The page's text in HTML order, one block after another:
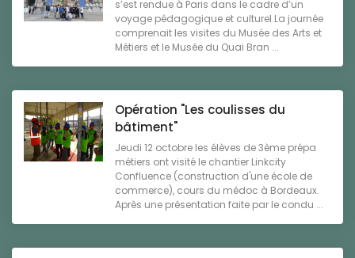
s’est rendue à Paris dans le cadre d’un
voyage pédagogique et culturel.La journée
comprenait les visites du Musée des Arts et
Métiers et le Musée du Quai Bran ...
Opération "Les coulisses du
bâtiment"
Jeudi 12 octobre les élèves de 3ème prépa
métiers ont visité le chantier Linkcity
Confluence (construction d'une école de
commerce), cours du médoc à Bordeaux.
Après une présentation faite par le condu ...